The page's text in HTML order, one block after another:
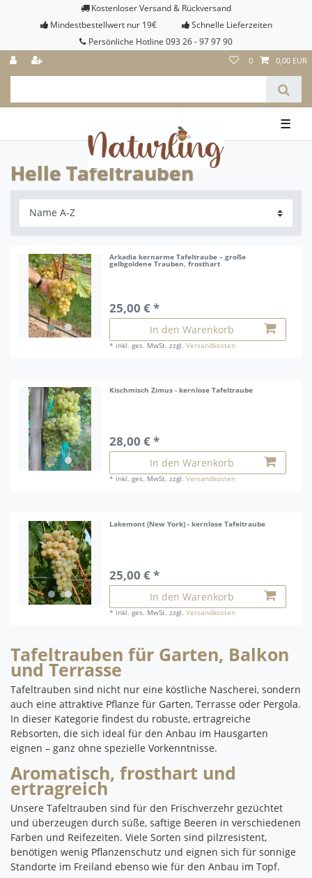
Kostenloser Versand & Rückversand
Mindestbestellwert nur 19€
Schnelle Lieferzeiten
Persönliche Hotline 093 26 - 97 97 90
0 0,00 EUR
☰
Helle Tafeltrauben
Arkadia kernarme Tafeltraube – große
gelbgoldene Trauben, frosthart
25,00 € *
In den Warenkorb
* inkl. ges. MwSt. zzgl.Versandkosten
Kischmisch Zimus - kernlose Tafeltraube
28,00 € *
In den Warenkorb
* inkl. ges. MwSt. zzgl.Versandkosten
Lakemont (New York) - kernlose Tafeltraube
25,00 € *
In den Warenkorb
* inkl. ges. MwSt. zzgl.Versandkosten
Tafeltrauben für Garten, Balkon
und Terrasse
Tafeltrauben sind nicht nur eine köstliche Nascherei, sondern
auch eine attraktive Pflanze für Garten, Terrasse oder Pergola.
In dieser Kategorie findest du robuste, ertragreiche
Rebsorten, die sich ideal für den Anbau im Hausgarten
eignen – ganz ohne spezielle Vorkenntnisse.
Aromatisch, frosthart und
ertragreich
Unsere Tafeltrauben sind für den Frischverzehr gezüchtet
und überzeugen durch süße, saftige Beeren in verschiedenen
Farben und Reifezeiten. Viele Sorten sind pilzresistent,
benötigen wenig Pflanzenschutz und eignen sich für sonnige
Standorte im Freiland ebenso wie für den Anbau im Topf.